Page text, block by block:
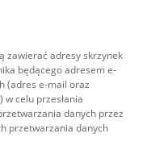
zawierać adresy skrzynek
będącego adresem e-
(adres e-mail oraz
celu przesłania
danych przez
przetwarzania danych